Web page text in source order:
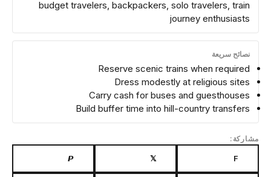
budget travelers, backpackers, solo travelers, train
journey enthusiasts
نصائح سريعة
Reserve scenic trains when required
Dress modestly at religious sites
Carry cash for buses and guesthouses
Build buffer time into hill-country transfers
مشاركة:
F
𝕏
𝙋